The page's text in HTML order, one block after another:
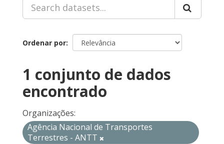
Ordenar por
1 conjunto de dados
encontrado
Organizações:
Agência Nacional de Transportes
Terrestres - ANTT